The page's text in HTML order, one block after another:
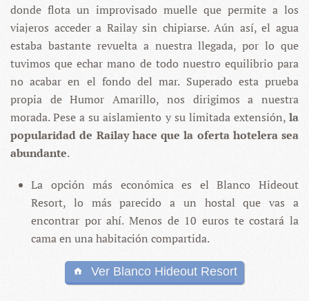
donde flota un improvisado muelle que permite a los
viajeros acceder a Railay sin chipiarse. Aún así, el agua
estaba bastante revuelta a nuestra llegada, por lo que
tuvimos que echar mano de todo nuestro equilibrio para
no acabar en el fondo del mar. Superado esta prueba
propia de Humor Amarillo, nos dirigimos a nuestra
morada. Pese a su aislamiento y su limitada extensión, la
popularidad de Railay hace que la oferta hotelera sea
abundante.
La opción más económica es el Blanco Hideout
Resort, lo más parecido a un hostal que vas a
encontrar por ahí. Menos de 10 euros te costará la
cama en una habitación compartida.
Ver Blanco Hideout Resort